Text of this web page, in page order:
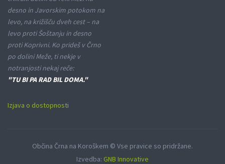
desno in Javorskim potokom na
levo, na križišču dveh cest – na
levo proti Šoštanju in desno
proti Koprivni. Ko prideš v Črno
po dolini Meže, ti nekje v
notranjosti nekaj reče:
"TU BI PA RAD BIL DOMA."
Izjava o dostopnosti
Občina Črna na Koroškem © Vse pravice so pridržane.
Izvedba: GNB Innovative